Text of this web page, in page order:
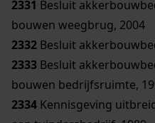
2331 Besluit
bouwen weegbrug, 2004
2332 Besluit
2333 Besluit
bouwen bedrijfsruimte,
2334 Kennisgeving